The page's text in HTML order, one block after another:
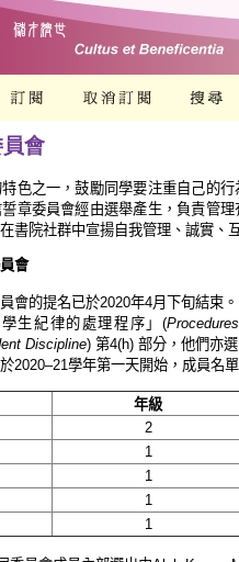
會
色之一，鼓勵同學要注重自己的
章委員會經由選舉產生，負責管
書院社群中宣揚自我管理、誠實、
會
會的提名已於2020年4月下旬結束
生紀律的處理程序」(
Discipline) 第4(h) 部分，他們亦
2020–21學年第一天開始，成員名
年級
2
1
1
1
1